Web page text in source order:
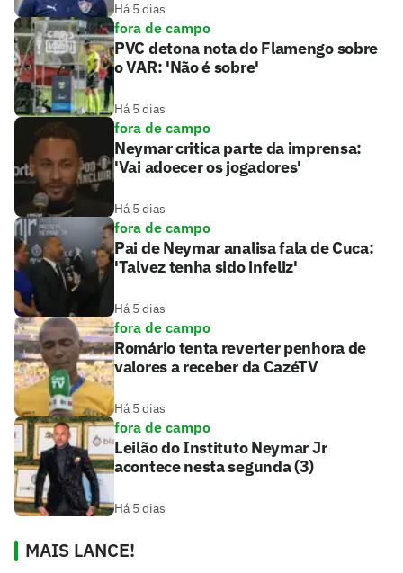
Há 5 dias
fora de campo
PVC detona nota do Flamengo sobre
o VAR: 'Não é sobre'
Há 5 dias
fora de campo
Neymar critica parte da imprensa:
'Vai adoecer os jogadores'
Há 5 dias
fora de campo
Pai de Neymar analisa fala de Cuca:
'Talvez tenha sido infeliz'
Há 5 dias
fora de campo
Romário tenta reverter penhora de
valores a receber da CazéTV
Há 5 dias
fora de campo
Leilão do Instituto Neymar Jr
acontece nesta segunda (3)
Há 5 dias
MAIS LANCE!